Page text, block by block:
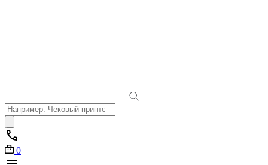
Поиск
товаров
0